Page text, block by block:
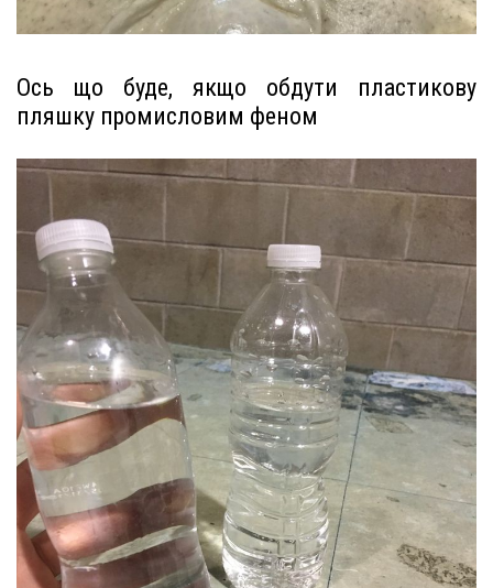
Ось що буде, якщо обдути пластикову
пляшку промисловим феном